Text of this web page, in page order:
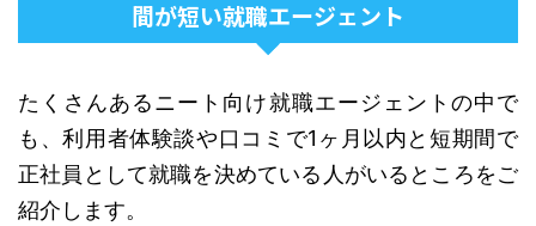
間が短い就職エージェント
たくさんあるニート向け就職エージェントの中で
も、利用者体験談や口コミで1ヶ月以内と短期間で
正社員として就職を決めている人がいるところをご
紹介します。